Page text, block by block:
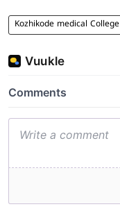
Kozhikode medical College